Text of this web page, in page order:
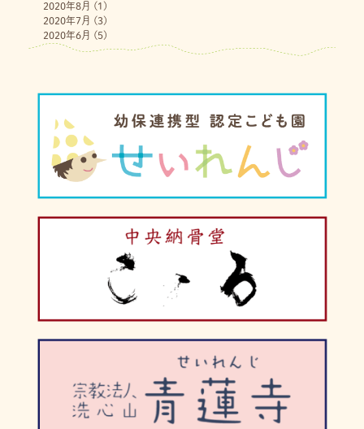
2020年8月 (1)
2020年7月 (3)
2020年6月 (5)